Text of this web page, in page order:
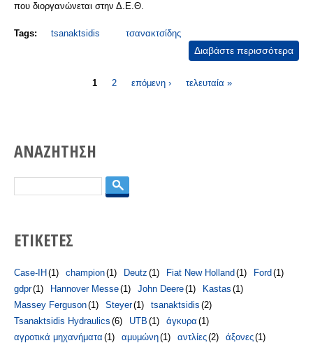
που διοργανώνεται στην Δ.Ε.Θ.
Tags: tsanaktsidis τσανακτσίδης
Διαβάστε περισσότερα
1 2 επόμενη › τελευταία »
ΑΝΑΖΗΤΗΣΗ
ΕΤΙΚΕΤΕΣ
Case-IH(1) champion(1) Deutz (1) Fiat New Holland(1) Ford(1)
gdpr(1) Hannover Messe(1) John Deere(1) Kastas (1)
Massey Ferguson(1) Steyer(1) tsanaktsidis (2)
Tsanaktsidis Hydraulics (6) UTB (1) άγκυρα (1)
αγροτικά μηχανήματα (1) αμυμώνη(1) αντλίες(2) άξονες(1)